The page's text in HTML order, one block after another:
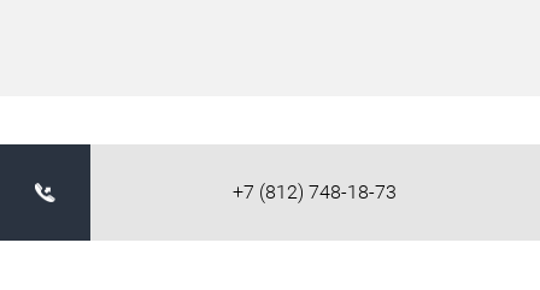
+7 (812) 748-18-73